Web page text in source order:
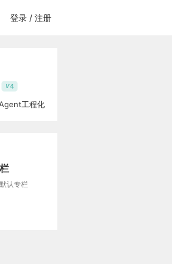
登录 / 注册
V4
工程化
认专栏